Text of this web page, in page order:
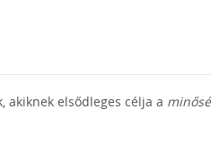
akiknek elsődleges célja a